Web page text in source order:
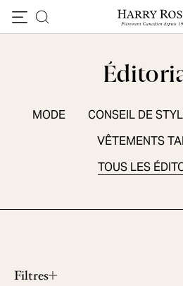
MODE CONSEIL DE
VÊTEMENTS
TOUS LES
Filtres